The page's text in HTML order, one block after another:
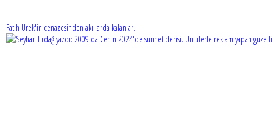
Fatih Ürek'in cenazesinden akıllarda kalanlar...